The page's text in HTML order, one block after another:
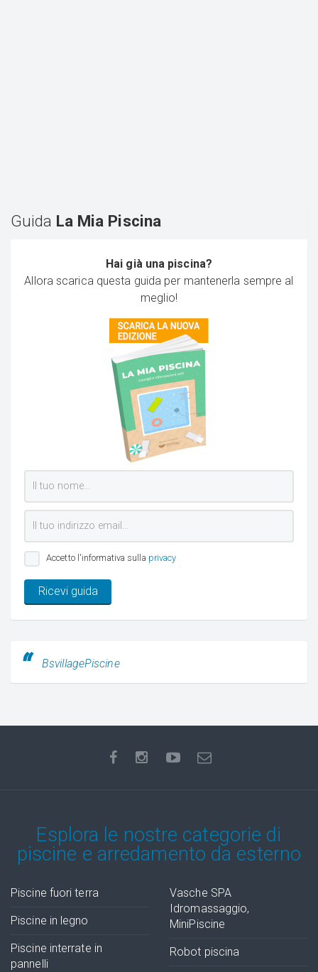
Guida La Mia Piscina
Hai già una piscina?
Allora scarica questa guida per mantenerla sempre al
meglio!
Accetto l'informativa sulla privacy
Ricevi guida
BsvillagePiscine
Esplora le nostre categorie di
piscine e arredamento da esterno
Piscine fuori terra
Piscine in legno
Piscine interrate in
pannelli
Vasche SPA
Idromassaggio,
MiniPiscine
Robot piscina